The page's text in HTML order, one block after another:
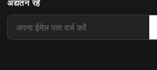
अद्यतन रहें